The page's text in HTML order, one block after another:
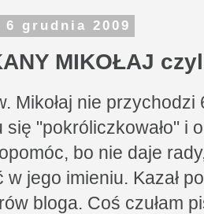
grudnia 2009
MIKOŁAJ
Mikołaj nie
się "pokróliczkowało" i
bo nie daje
w jego imieniu. Kazał
bloga. Coś czułam